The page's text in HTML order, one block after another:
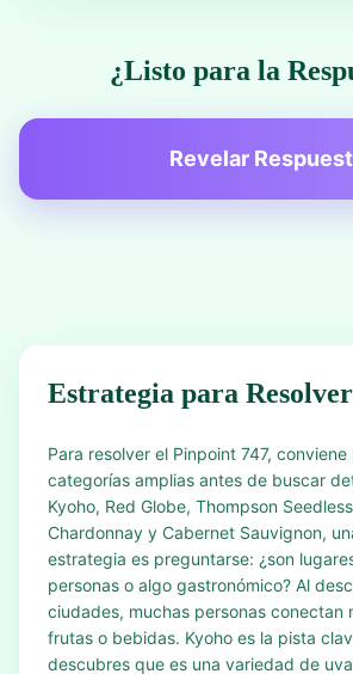
¿Listo para la
Revelar
Estrategia para Resolver
Para resolver el Pinpoint 747, conviene
categorías amplias antes de buscar
Kyoho, Red Globe, Thompson
Chardonnay y Cabernet Sauvignon,
estrategia es preguntarse: ¿son
personas o algo gastronómico? Al
ciudades, muchas personas conectan
frutas o bebidas. Kyoho es la pista
descubres que es una variedad de